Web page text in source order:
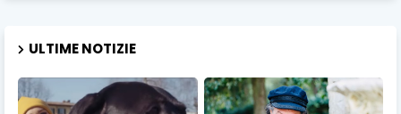
ULTIME NOTIZIE